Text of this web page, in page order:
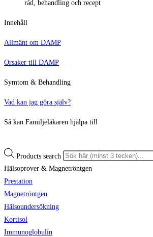
råd, behandling och recept
Innehåll
Allmänt om DAMP
Orsaker till DAMP
Symtom & Behandling
Vad kan jag göra själv?
Så kan Familjeläkaren hjälpa till
Products search
Hälsoprover & Magnetröntgen
Prestation
Magnetröntgen
Hälsoundersökning
Kortisol
Immunoglobulin